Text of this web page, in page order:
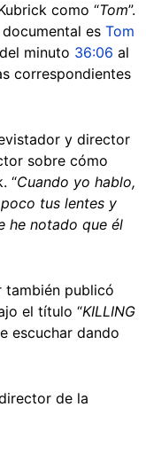
como “Tom”.
es Tom
minuto 36:06 al
correspondientes
y director
sobre cómo
“Cuando yo hablo,
tus lentes y
he notado que él
también publicó
el título “KILLING
escuchar dando
de la